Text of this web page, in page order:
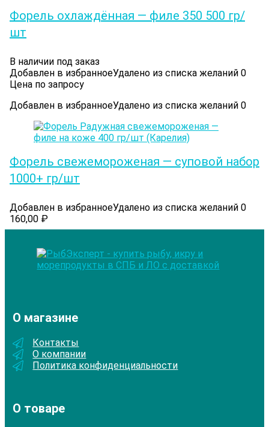
Форель охлаждённая — филе 350 500 гр/
шт
В наличии под заказ
Добавлен в избранноеУдалено из списка желаний 0
Цена по запросу
Добавлен в избранноеУдалено из списка желаний 0
Форель свежемороженая — суповой набор
1000+ гр/шт
Добавлен в избранноеУдалено из списка желаний 0
160,00 ₽
О магазине
Контакты
О компании
Политика конфиденциальности
О товаре